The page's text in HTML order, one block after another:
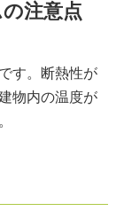
注意点
す。断熱性が
物内の温度が